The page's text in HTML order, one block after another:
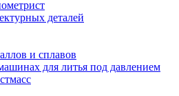
деталей
и сплавов
для литья под давлением